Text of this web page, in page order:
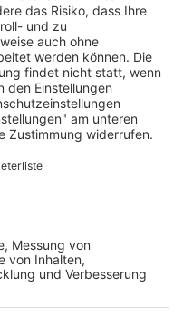
am
12.03.2025
Wochenbericht
zum 31. Juli 2026